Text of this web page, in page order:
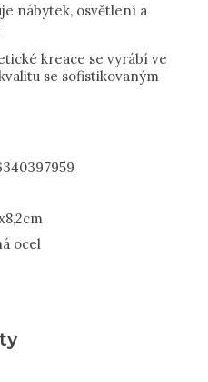
nábytek, osvětlení a
kreace se vyrábí ve
se sofistikovaným
ocel